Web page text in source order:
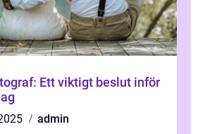
Ett viktigt beslut inför
admin